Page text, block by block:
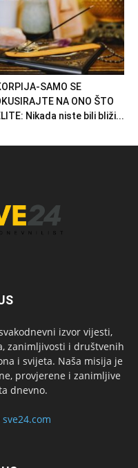
SAMO SE
NA ONO ŠTO
Nikada niste bili bliži...
izvor vijesti,
zanimljivosti i društvenih
i svijeta. Naša misija je
provjerene i zanimljive
dnevno.